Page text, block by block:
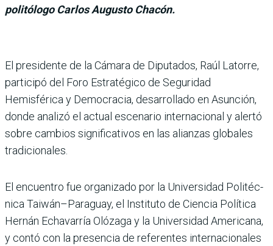
politólogo Carlos Augusto Chacón.
El presidente de la Cámara de Diputados, Raúl Latorre,
par­ticipó del Foro Estratégico de Seguridad
Hemisférica y Democracia, desarrollado en Asunción,
donde analizó el actual escenario interna­cional y alertó
sobre cambios significativos en las alianzas globales
tradicionales.
El encuentro fue organizado por la Universidad Politéc­
nica Taiwán–Paraguay, el Instituto de Ciencia Política
Hernán Echavarría Olózaga y la Universidad Americana,
y contó con la presencia de refe­rentes internacionales